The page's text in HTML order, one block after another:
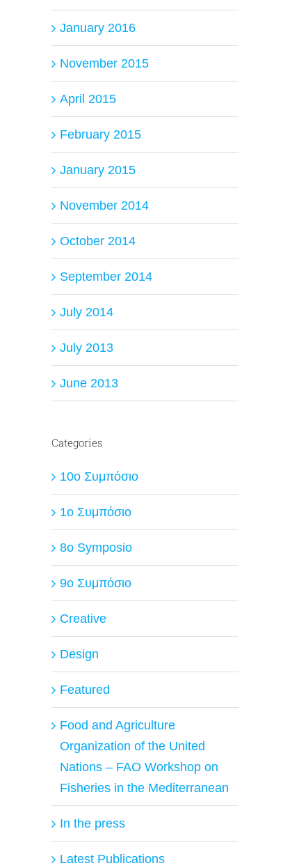
January 2016
November 2015
April 2015
February 2015
January 2015
November 2014
October 2014
September 2014
July 2014
July 2013
June 2013
Categories
10ο Συμπόσιο
1ο Συμπόσιο
8o Symposio
9ο Συμπόσιο
Creative
Design
Featured
Food and Agriculture
Organization of the United
Nations – FAO Workshop on
Fisheries in the Mediterranean
In the press
Latest Publications